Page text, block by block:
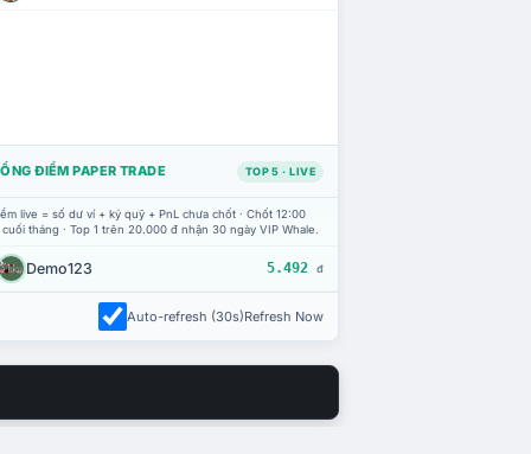
ĐIỂM PAPER TRADE TOP 5 · LIVE
live = số dư ví + ký quỹ + PnL chưa chốt · Chốt 12:00
tháng · Top 1 trên 20.000 đ nhận 30 ngày VIP Whale.
Demo123 5.492 đ
Auto-refresh (30s)Refresh Now